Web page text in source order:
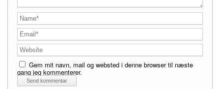
Gem mit navn, mail og websted i denne browser til næste
gang jeg kommenterer.